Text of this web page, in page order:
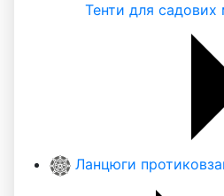
Тенти для садових
Ланцюги